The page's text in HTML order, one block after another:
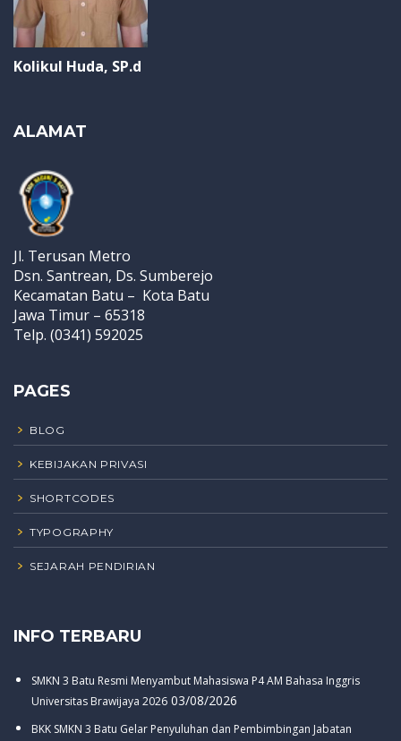
Kolikul Huda, SP.d
ALAMAT
Jl. Terusan Metro
Dsn. Santrean, Ds. Sumberejo
Kecamatan Batu – Kota Batu
Jawa Timur – 65318
Telp. (0341) 592025
PAGES
BLOG
KEBIJAKAN PRIVASI
SHORTCODES
TYPOGRAPHY
SEJARAH PENDIRIAN
INFO TERBARU
SMKN 3 Batu Resmi Menyambut Mahasiswa P4 AM Bahasa Inggris
Universitas Brawijaya 2026 03/08/2026
BKK SMKN 3 Batu Gelar Penyuluhan dan Pembimbingan Jabatan